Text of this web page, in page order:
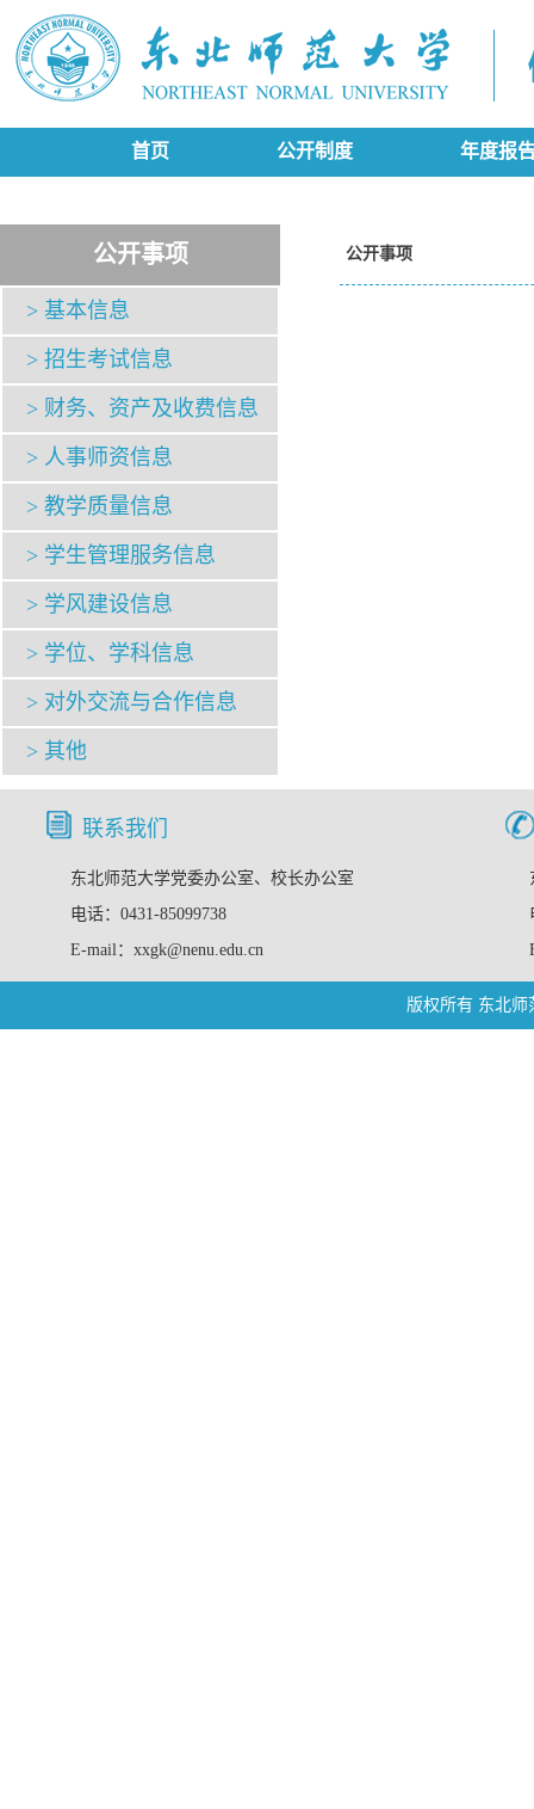
首页 公开制度 年度报
公开事项
> 基本信息
> 招生考试信息
> 财务、资产及收费信息
> 人事师资信息
> 教学质量信息
> 学生管理服务信息
> 学风建设信息
> 学位、学科信息
> 对外交流与合作信息
> 其他
公开事项
联系我们
东北师范大学党委办公室、校长办公室
电话：0431-85099738
E-mail：xxgk@nenu.edu.cn
版权所有 东北